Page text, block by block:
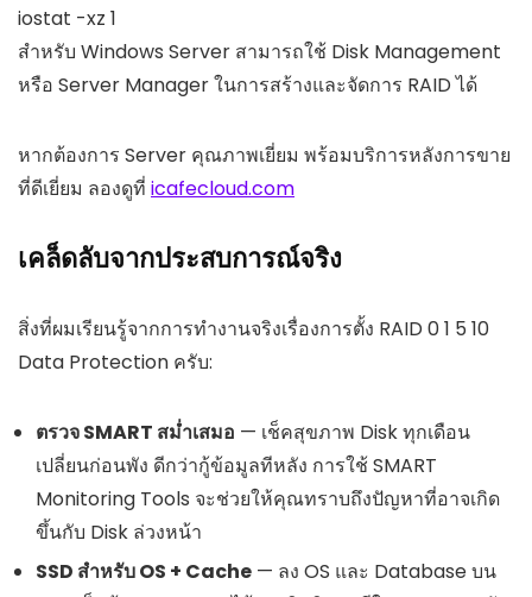
iostat -xz 1
สำหรับ Windows Server สามารถใช้ Disk Management
หรือ Server Manager ในการสร้างและจัดการ RAID ได้
หากต้องการ Server คุณภาพเยี่ยม พร้อมบริการหลังการขาย
ที่ดีเยี่ยม ลองดูที่ icafecloud.com
เคล็ดลับจากประสบการณ์จริง
สิ่งที่ผมเรียนรู้จากการทำงานจริงเรื่องการตั้ง RAID 0 1 5 10
Data Protection ครับ:
ตรวจ SMART สม่ำเสมอ — เช็คสุขภาพ Disk ทุกเดือน
เปลี่ยนก่อนพัง ดีกว่ากู้ข้อมูลทีหลัง การใช้ SMART
Monitoring Tools จะช่วยให้คุณทราบถึงปัญหาที่อาจเกิด
ขึ้นกับ Disk ล่วงหน้า
SSD สำหรับ OS + Cache — ลง OS และ Database บน